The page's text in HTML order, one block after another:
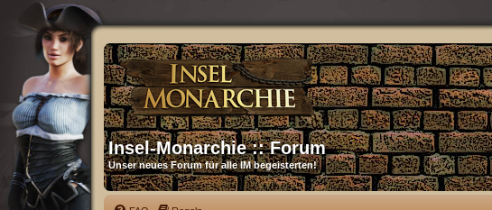
Insel-Monarchie :: Forum
Unser neues Forum für alle IM begeisterten!